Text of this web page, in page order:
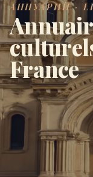
АННУАРИЙ ·
France